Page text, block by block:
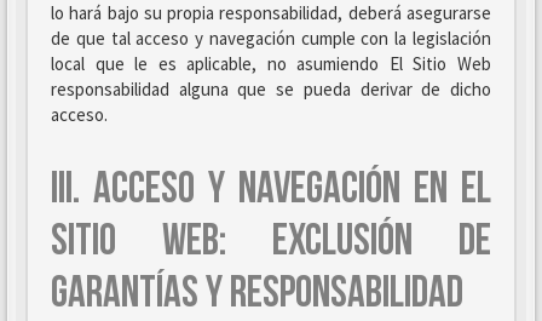
lo hará bajo su propia responsabilidad, deberá asegurarse
de que tal acceso y navegación cumple con la legislación
local que le es aplicable, no asumiendo El Sitio Web
responsabilidad alguna que se pueda derivar de dicho
acceso.
III. ACCESO Y NAVEGACIÓN EN EL
SITIO WEB: EXCLUSIÓN DE
GARANTÍAS Y RESPONSABILIDAD